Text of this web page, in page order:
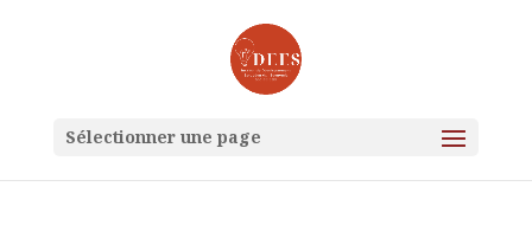
Sélectionner une page